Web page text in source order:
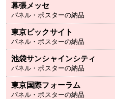
幕張メッセ
パネル・ポスターの納品
東京ビックサイト
パネル・ポスターの納品
池袋サンシャインシティ
パネル・ポスターの納品
東京国際フォーラム
パネル・ポスターの納品